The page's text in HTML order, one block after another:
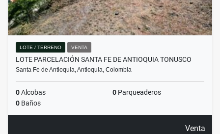
LOTE / TERRENO VENTA
LOTE PARCELACIÓN SANTA FE DE ANTIOQUIA TONUSCO
Santa Fe de Antioquia, Antioquia, Colombia
0Alcobas 0 Parqueaderos
0 Baños
Venta